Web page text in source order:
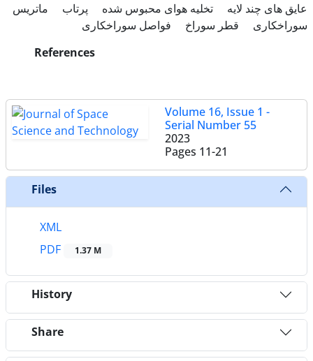
عایق های چند لایه تخلیه هوای محبوس شده پرتاب
ماتریس
سوراخکاری
قطر سوراخ
فواصل سوراخکاری
References
Volume 16, Issue 1 -
Serial Number 55
2023
Pages 11-21
Files
XML
PDF
1.37 M
History
Share